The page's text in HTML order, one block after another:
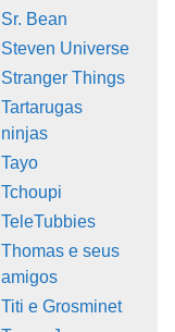
Sr. Bean
Steven Universe
Stranger Things
Tartarugas
ninjas
Tayo
Tchoupi
TeleTubbies
Thomas e seus
amigos
Titi e Grosminet